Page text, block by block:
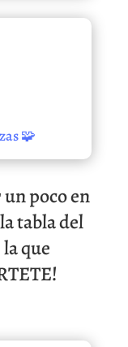
🧩
poco en
tabla del
que